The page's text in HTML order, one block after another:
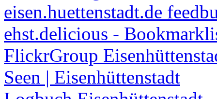
eisen.huettenstadt.de
ehst.delicious -
FlickrGroup
Seen | Eisenhüttenstadt